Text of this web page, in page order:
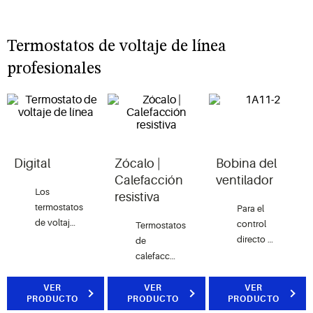
Termostatos de voltaje de línea
profesionales
Digital
Los
termostatos
de voltaje
con
pantallas
VER
PRODUCTO
Zócalo |
Calefacción
resistiva
Termostatos
de
calefacción
utilizados
para
VER
PRODUCTO
Bobina del
ventilador
Para el
control
directo de
del
ventilador,
VER
PRODUCTO